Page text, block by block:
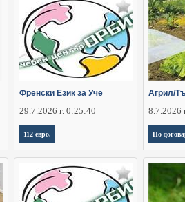
Френски Език за Уче
29.7.2026 г. 0:25:40
112 евро.
Агрил/
8.7.2026
По